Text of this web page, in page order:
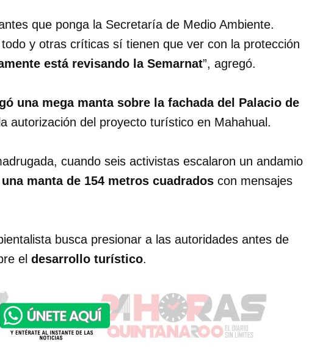
que ponga la Secretaría de Medio Ambiente.
y otras críticas sí tienen que ver con la protección
está revisando la Semarnat”, agregó.
una mega manta sobre la fachada del Palacio de
autorización del proyecto turístico en Mahahual.
cuando seis activistas escalaron un andamio
manta de 154 metros cuadrados con mensajes
busca presionar a las autoridades antes de
el desarrollo turístico.